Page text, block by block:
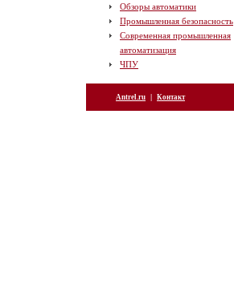
Обзоры автоматики
Промышленная безопасность
Современная промышленная
автоматизация
ЧПУ
Antrel.ru | Контакт